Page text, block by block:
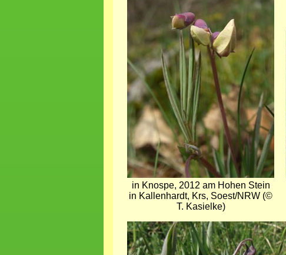
in Knospe, 2012 am Hohen Stein
in Kallenhardt, Krs, Soest/NRW (©
T. Kasielke)
Bild